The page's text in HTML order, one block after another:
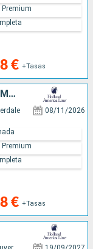
€ +Tasas
Premium
BAHAMAS, ARUBA, COLOMBIA, PANAMÁ, COSTA RICA, JAMAICA, ESTADOS UNIDOS
08/11/2026
€ +Tasas
Premium